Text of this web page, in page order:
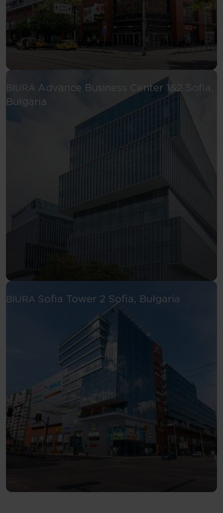
BIURA Advance Business Center 1&2 Sofia,
Bułgaria
BIURA Sofia Tower 2 Sofia, Bułgaria